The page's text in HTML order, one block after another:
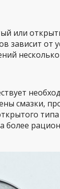
или
зависит от
смазки,
более